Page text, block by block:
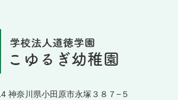
神奈川県小田原市永塚３８７−５